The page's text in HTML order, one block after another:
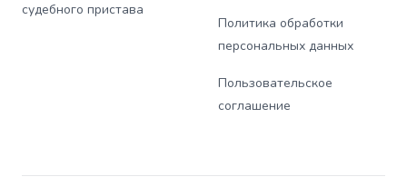
судебного пристава
Политика обработки
персональных данных
Пользовательское
соглашение